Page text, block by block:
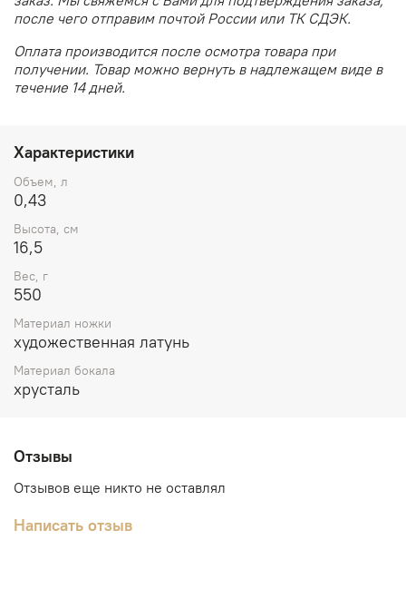
после чего отправим почтой России или ТК СДЭК.
Оплата производится после осмотра товара при
получении. Товар можно вернуть в надлежащем виде в
течение 14 дней.
Характеристики
Объем, л
0,43
Высота, см
16,5
Вес, г
550
Материал ножки
художественная латунь
Материал бокала
хрусталь
Отзывы
Отзывов еще никто не оставлял
Написать отзыв